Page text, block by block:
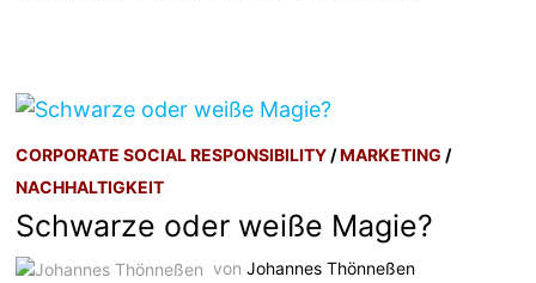
CORPORATE SOCIAL RESPONSIBILITY /MARKETING /
NACHHALTIGKEIT
Schwarze oder weiße Magie?
vonJohannes Thönneßen